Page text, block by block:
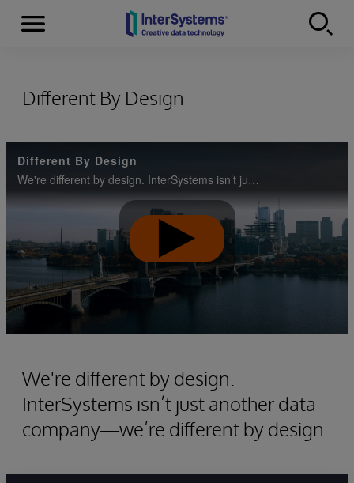
Skip to content
Menu
Different By Design
Different By Design
We're different by design. InterSystems isn’t just another data company—we’re different by design.
Play
We're different by design.
InterSystems isn’t just another data
company—we’re different by design.